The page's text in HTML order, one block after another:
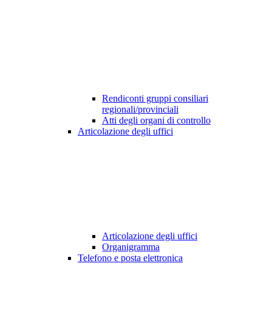
Rendiconti gruppi consiliari
regionali/provinciali
Atti degli organi di controllo
Articolazione degli uffici
Articolazione degli uffici
Organigramma
Telefono e posta elettronica